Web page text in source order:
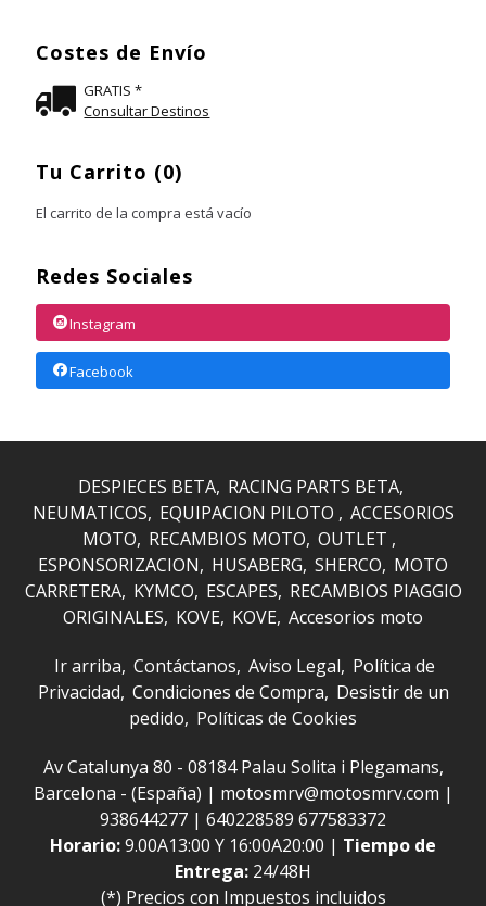
Costes de Envío
GRATIS *
Consultar Destinos
Tu Carrito (0)
El carrito de la compra está vacío
Redes Sociales
Instagram
Facebook
DESPIECES BETA RACING PARTS BETA
NEUMATICOS EQUIPACION PILOTO
ACCESORIOS
MOTO RECAMBIOS MOTO OUTLET
ESPONSORIZACION
HUSABERG SHERCO MOTO
CARRETERA KYMCO ESCAPES RECAMBIOS PIAGGIO
ORIGINALES KOVE KOVE Accesorios moto
Ir arriba Contáctanos Aviso Legal Política de
Privacidad Condiciones de Compra Desistir de un
pedido Políticas de Cookies
Av Catalunya 80 - 08184 Palau Solita i Plegamans,
Barcelona - (España) | motosmrv@motosmrv.com |
938644277 | 640228589 677583372
Horario:9.00A13:00 Y 16:00A20:00 | Tiempo de
Entrega: 24/48H
(*) Precios con Impuestos incluidos